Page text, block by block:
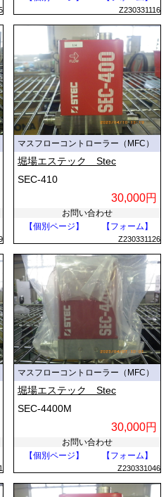
Z230331116
マスフローコントローラー（MFC）
堀場エステック Stec
SEC-410
30,000円
お問い合わせ
【個別ページ】
【フォーム】
Z230331126
マスフローコントローラー（MFC）
堀場エステック Stec
SEC-4400M
30,000円
お問い合わせ
【個別ページ】
【フォーム】
Z230331046